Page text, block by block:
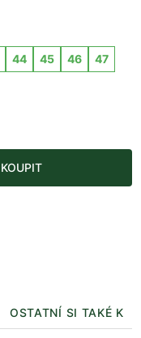
44 45 46
47
KOUPIT
OSTATNÍ SI TAKÉ